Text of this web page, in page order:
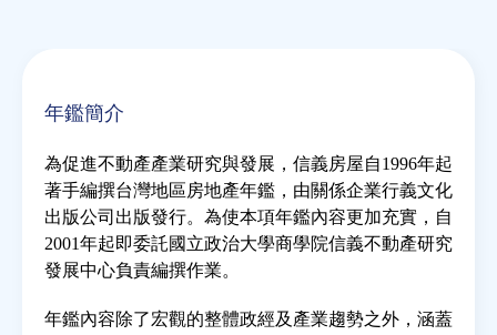
表
焦點新聞
教育推廣
房市分析
這年鑑簡介
為促進不動產產業研究與發展，信義房屋自1996年起
著手編撰台灣地區房地產年鑑，由關係企業行義文化
出版公司出版發行。為使本項年鑑內容更加充實，自
2001年起即委託國立政治大學商學院信義不動產研究
發展中心負責編撰作業。
年鑑內容除了宏觀的整體政經及產業趨勢之外，涵蓋